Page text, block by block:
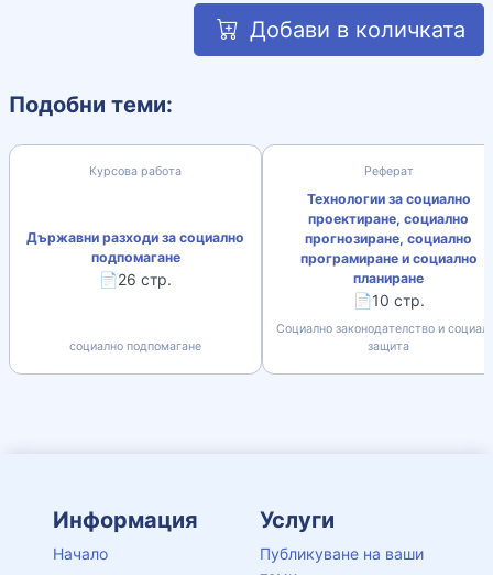
Добави в количката
Подобни теми:
Курсова работа
Държавни разходи за социално
подпомагане
📄26 стр.
социално подпомагане
Реферат
Технологии за социално
проектиране, социално
прогнозиране, социално
програмиране и социално
планиране
📄10 стр.
Социално законодателство и
защита
Информация
Начало
Услуги
Публикуване на ваши